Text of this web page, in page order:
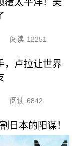
覆太平洋！美
阅读 12251
，卢拉让世界
阅读 6842
日本的阳谋！